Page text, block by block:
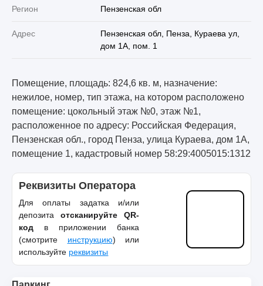
Регион Пензенская обл
Адрес
Пензенская обл, Пенза, Кураева ул,
дом 1А, пом. 1
Помещение, площадь: 824,6 кв. м, назначение:
нежилое, номер, тип этажа, на котором расположено
помещение: цокольный этаж №0, этаж №1,
расположенное по адресу: Российская Федерация,
Пензенская обл., город Пенза, улица Кураева, дом 1А,
помещение 1, кадастровый номер 58:29:4005015:1312
Реквизиты Оператора
Для оплаты задатка и/или
депозита отсканируйте QR-
код в приложении банка
(смотрите инструкцию) или
используйте реквизиты